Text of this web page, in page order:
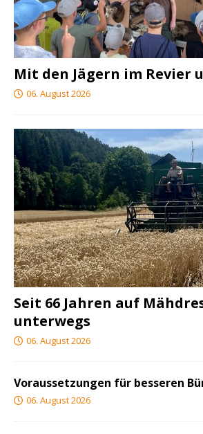
Mit den Jägern im Revier
06. August 2026
Seit 66 Jahren auf
unterwegs
06. August 2026
Voraussetzungen für besseren
06. August 2026